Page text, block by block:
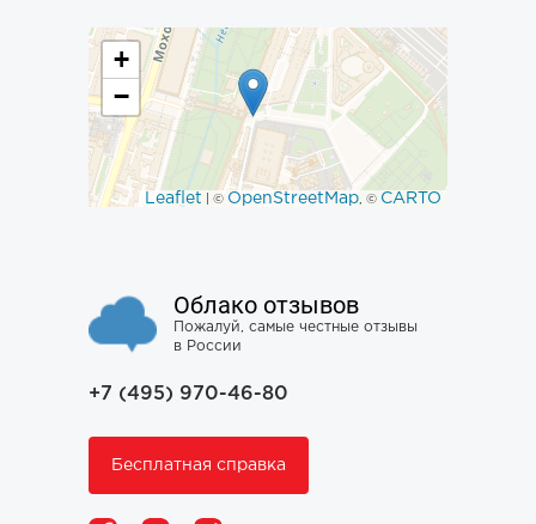
+
−
Leaflet | © OpenStreetMap, © CARTO
Облако отзывов
Пожалуй, самые честные отзывы
в России
+7 (495) 970-46-80
Бесплатная справка